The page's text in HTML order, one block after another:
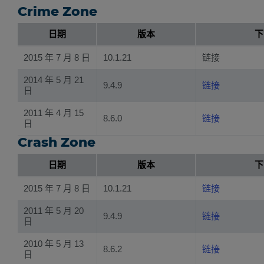
Crime Zone
日期 版本
2015 年 7 月 8 日 10.1.21 链接
2014 年 5 月 21
日
9.4.9 链接
2011 年 4 月 15
日
8.6.0 链接
Crash Zone
日期 版本
2015 年 7 月 8 日 10.1.21 链接
2011 年 5 月 20
日
9.4.9 链接
2010 年 5 月 13
日
8.6.2 链接